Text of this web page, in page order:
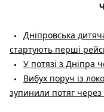
Дніпровська
стартують перші
У потязі з Дніпра
Вибух поруч із
зупинили потяг через